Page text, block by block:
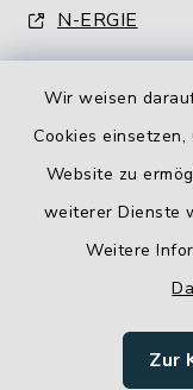
Wir weisen
Cookies
Website zu
weiterer Dienste
Weitere
Zur
N-ERGIE